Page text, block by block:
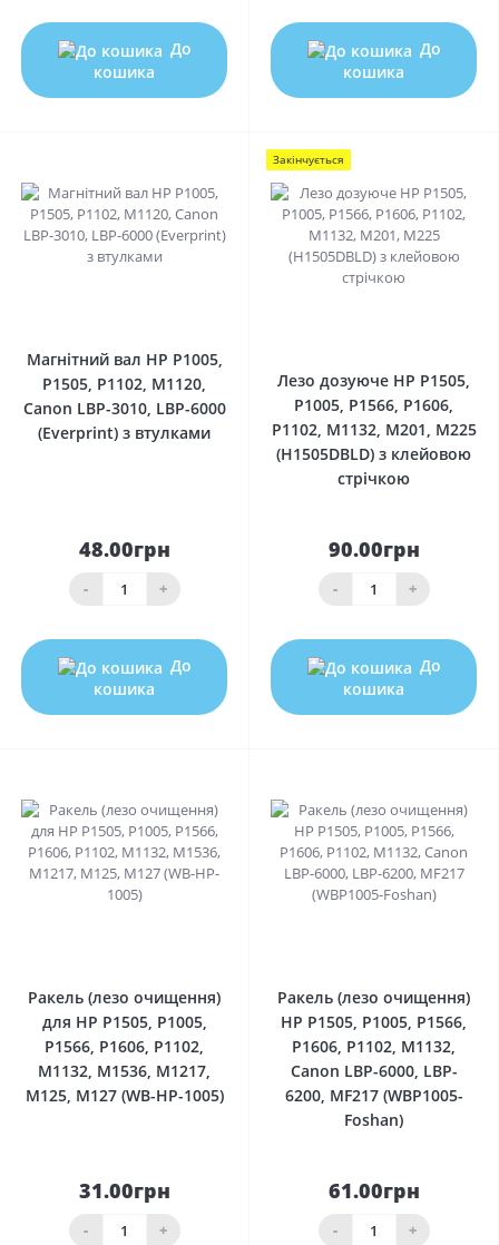
До
кошика
До
кошика
Магнітний вал HP P1005,
P1505, P1102, M1120,
Canon LBP-3010, LBP-6000
(Everprint) з втулками
48.00грн
- +
До
кошика
Закінчується
Лезо дозуюче HP P1505,
P1005, P1566, P1606,
P1102, M1132, M201, M225
(H1505DBLD) з клейовою
стрічкою
90.00грн
- +
До
кошика
Ракель (лезо очищення)
для HP P1505, P1005,
P1566, P1606, P1102,
M1132, M1536, M1217,
M125, M127 (WB-HP-1005)
31.00грн
- +
Ракель (лезо очищення)
HP P1505, P1005, P1566,
P1606, P1102, M1132,
Canon LBP-6000, LBP-
6200, MF217 (WBP1005-
Foshan)
61.00грн
- +